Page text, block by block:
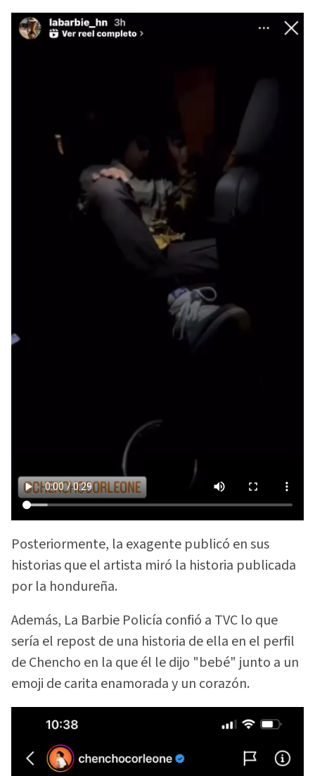
Posteriormente, la exagente publicó en sus
historias que el artista miró la historia publicada
por la hondureña.
Además, La Barbie Policía confió a TVC lo que
sería el repost de una historia de ella en el perfil
de Chencho en la que él le dijo "bebé" junto a un
emoji de carita enamorada y un corazón.